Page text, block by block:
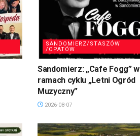
SANDOMIERZ/STASZÓW
/OPATÓW
Sandomierz: „Cafe Fogg” w
ramach cyklu „Letni Ogród
Muzyczny”
2026-08-07